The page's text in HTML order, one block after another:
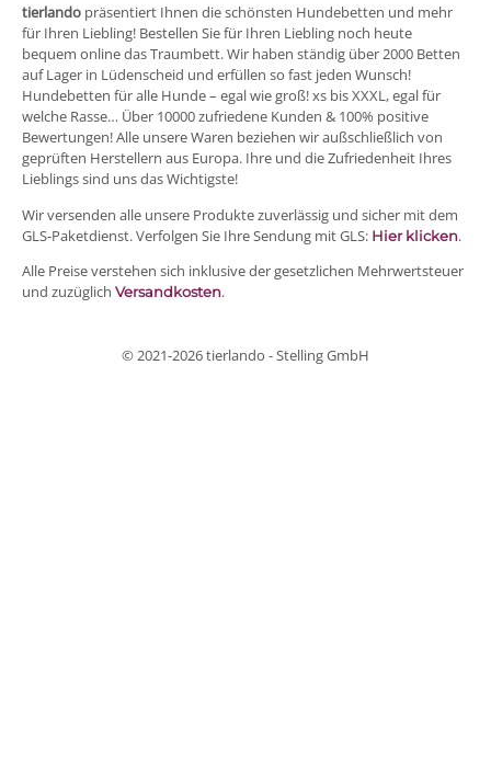
tierlando präsentiert Ihnen die schönsten Hundebetten und mehr
für Ihren Liebling! Bestellen Sie für Ihren Liebling noch heute
bequem online das Traumbett. Wir haben ständig über 2000 Betten
auf Lager in Lüdenscheid und erfüllen so fast jeden Wunsch!
Hundebetten für alle Hunde – egal wie groß! xs bis XXXL, egal für
welche Rasse… Über 10000 zufriedene Kunden & 100% positive
Bewertungen! Alle unsere Waren beziehen wir außschließlich von
geprüften Herstellern aus Europa. Ihre und die Zufriedenheit Ihres
Lieblings sind uns das Wichtigste!
Wir versenden alle unsere Produkte zuverlässig und sicher mit dem
GLS-Paketdienst. Verfolgen Sie Ihre Sendung mit GLS: Hier klicken.
Alle Preise verstehen sich inklusive der gesetzlichen Mehrwertsteuer
und zuzüglich Versandkosten.
© 2021-2026 tierlando - Stelling GmbH